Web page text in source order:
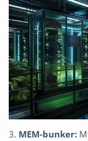
3. MEM-bunker: